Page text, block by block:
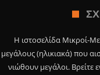
Η ιστοσελίδα Μικροί-
μεγάλους (ηλικιακά) που
νιώθουν μεγάλοι. Βρείτε